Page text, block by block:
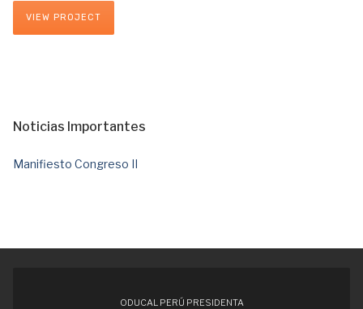
VIEW PROJECT
Noticias Importantes
Manifiesto Congreso II
ODUCAL PERÚ PRESIDENTA